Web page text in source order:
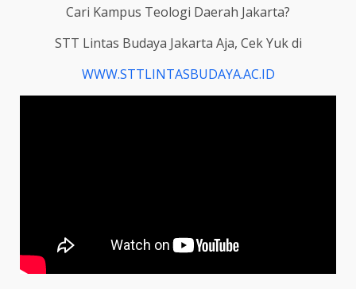
Cari Kampus Teologi Daerah Jakarta?
STT Lintas Budaya Jakarta Aja, Cek Yuk di
WWW.STTLINTASBUDAYA.AC.ID